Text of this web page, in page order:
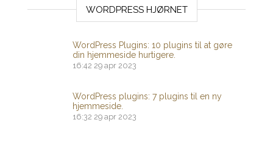
WORDPRESS HJØRNET
WordPress Plugins: 10 plugins til at gøre
din hjemmeside hurtigere.
16:42 29 apr 2023
WordPress plugins: 7 plugins til en ny
hjemmeside.
16:32 29 apr 2023